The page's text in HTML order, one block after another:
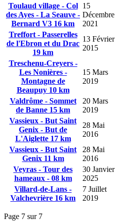
Toulaud village - Col
des Ayes - La Seauve -
Bernard V3 16 km
15
Décembre
2021
Treffort - Passerelles
de l'Ebron et du Drac
19 km
13 Février
2015
Treschenu-Creyers -
Les Nonières -
Montagne de
Beaupuy 10 km
15 Mars
2019
Valdrôme - Sommet
de Banne 15 km
20 Mars
2019
Vassieux - But Saint
Genix - But de
L'Aiglette 17 km
28 Mai
2016
Vassieux - But Saint
Genix 11 km
28 Mai
2016
Veyras - Tour des
hameaux - 08 km
30 Janvier
2025
Villard-de-Lans -
Valchevrière 16 km
7 Juillet
2019
Page 7 sur 7